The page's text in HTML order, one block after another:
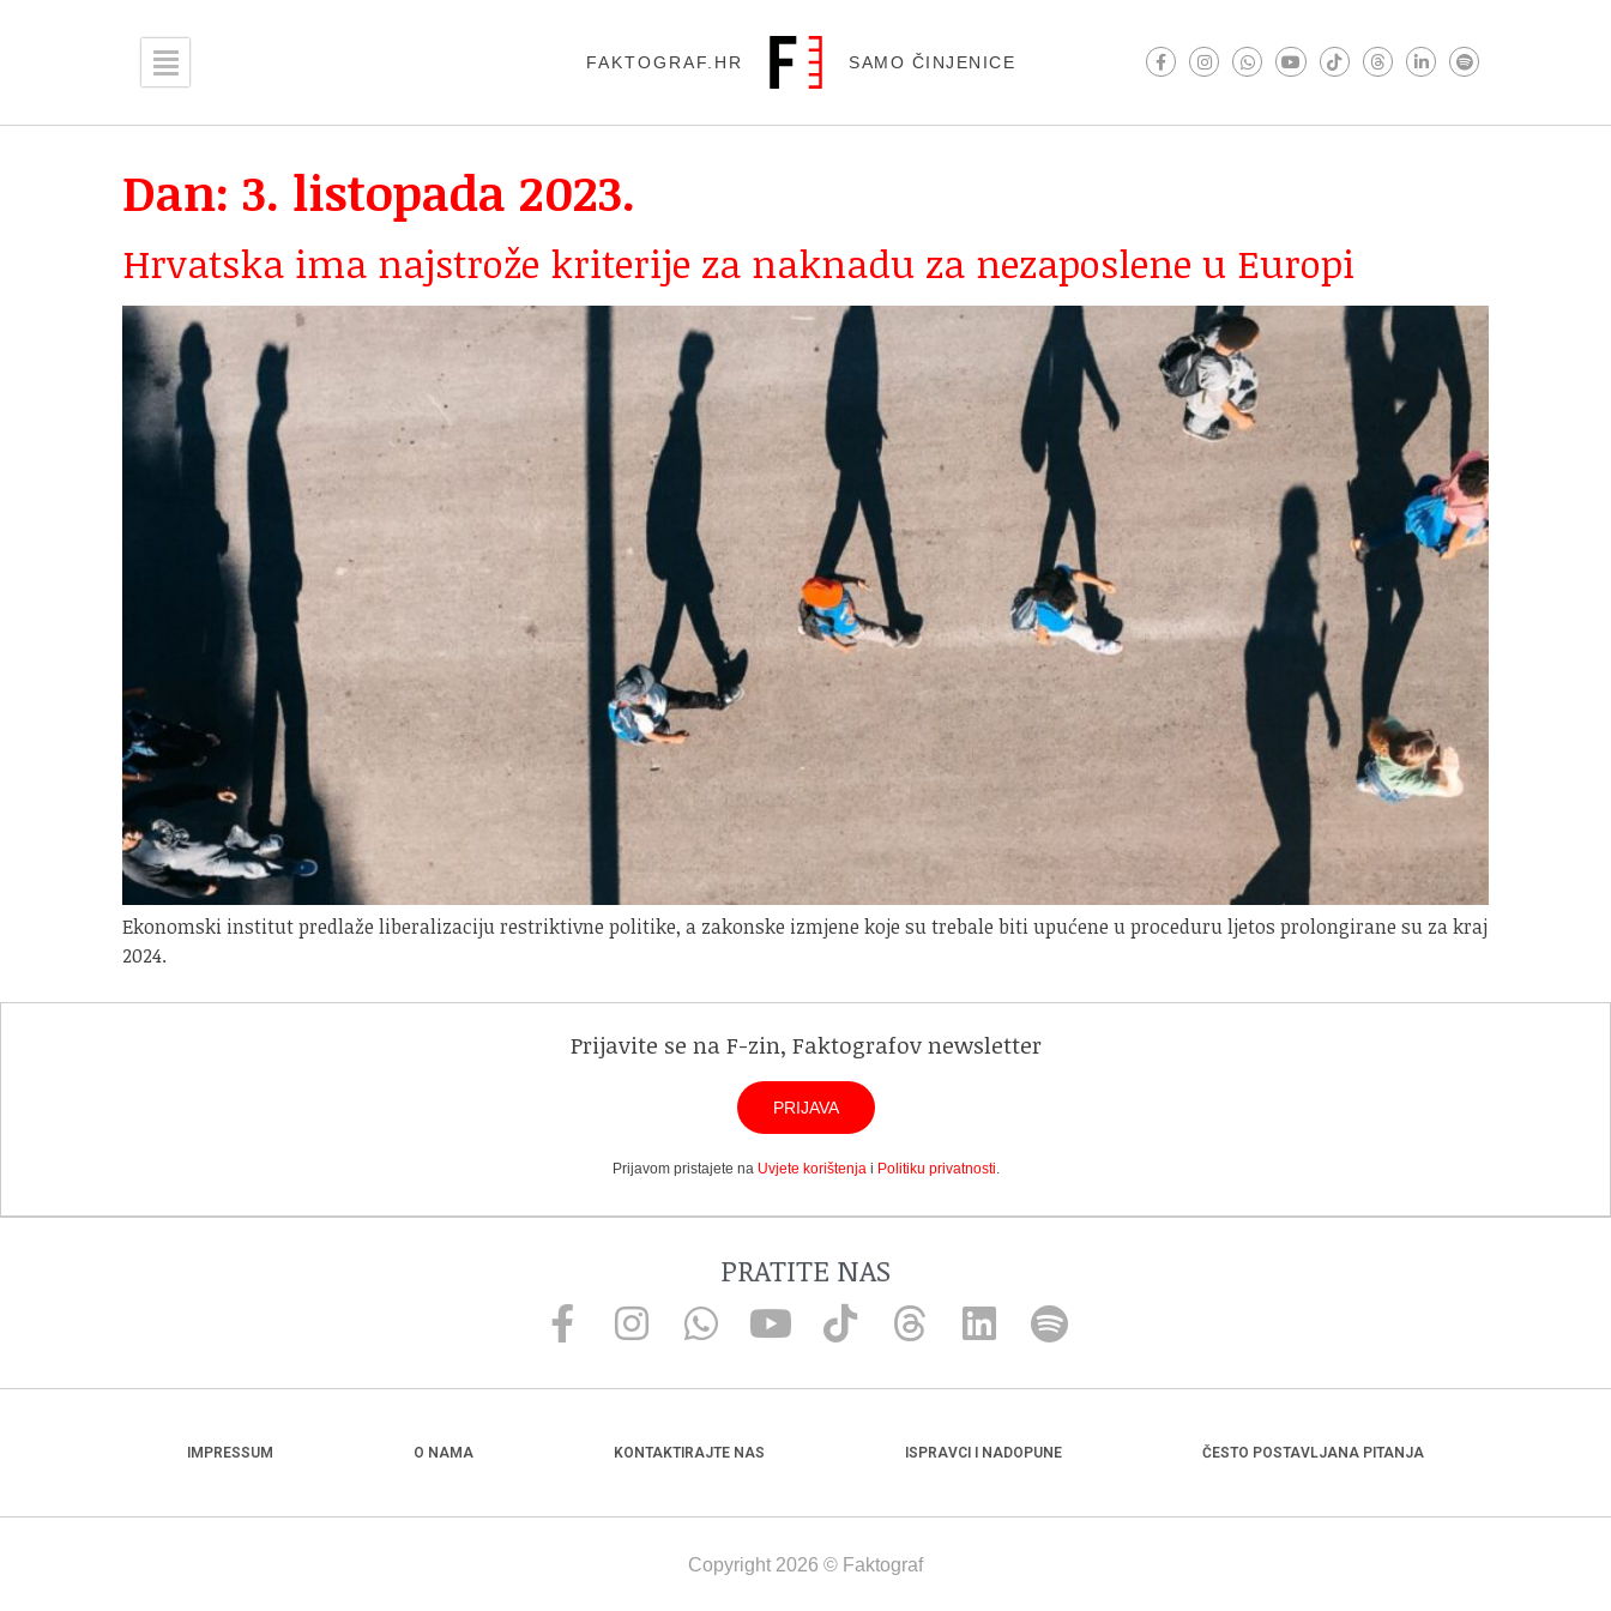
FAKTOGRAF.HR SAMO ČINJENICE
Dan: 3. listopada 2023.
Hrvatska ima najstrože kriterije za naknadu za nezaposlene u Europi
Ekonomski institut predlaže liberalizaciju restriktivne politike, a zakonske izmjene koje su trebale biti upućene u proceduru ljetos prolongirane su za kraj
2024.
Prijavite se na F-zin, Faktografov newsletter
PRIJAVA
Prijavom pristajete na Uvjete korištenjai Politiku privatnosti.
PRATITE NAS
IMPRESSUM O NAMA KONTAKTIRAJTE NAS ISPRAVCI I NADOPUNE ČESTO POSTAVLJANA PITANJA
Copyright 2026 © Faktograf